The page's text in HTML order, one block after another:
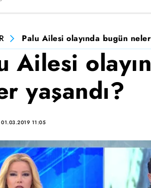
Palu Ailesi olayında bugün
Ailesi
yaşandı?
01.03.2019 11:05